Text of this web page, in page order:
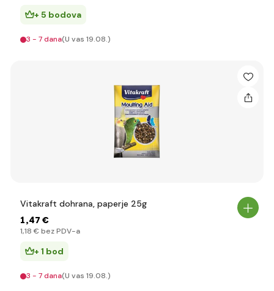
+ 5 bodova
3 - 7 dana(U vas 19.08.)
Vitakraft dohrana, paperje 25g
1,47 €
1,18 € bez PDV-a
+ 1 bod
3 - 7 dana(U vas 19.08.)